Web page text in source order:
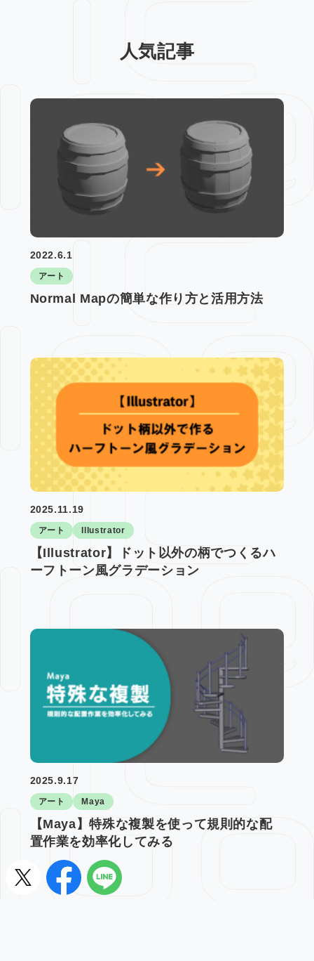
人気記事
2022.6.1
アート
Normal Mapの簡単な作り方と活用方法
2025.11.19
アート Illustrator
【Illustrator】ドット以外の柄でつくるハ
ーフトーン風グラデーション
2025.9.17
アート Maya
【Maya】特殊な複製を使って規則的な配
置作業を効率化してみる